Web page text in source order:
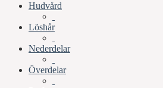
Hudvård
Löshår
Nederdelar
Överdelar